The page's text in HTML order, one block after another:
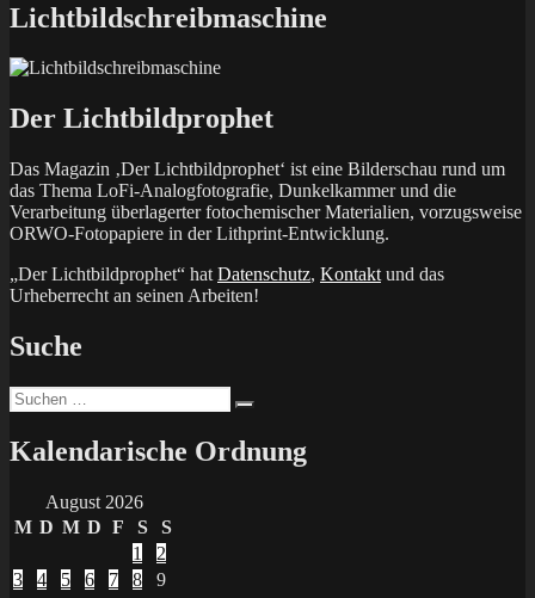
Lichtbildschreibmaschine
Der Lichtbildprophet
Das Magazin ‚Der Lichtbildprophet‘ ist eine Bilderschau rund um
das Thema LoFi-Analogfotografie, Dunkelkammer und die
Verarbeitung überlagerter fotochemischer Materialien, vorzugsweise
ORWO-Fotopapiere in der Lithprint-Entwicklung.
„Der Lichtbildprophet“ hat Datenschutz, Kontakt und das
Urheberrecht an seinen Arbeiten!
Suche
Suchen
nach:
Kalendarische Ordnung
August 2026
M D M D F S
S
1
2
3
4 5 6 7 8
9